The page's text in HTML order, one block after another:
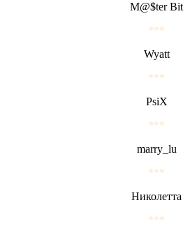
M@$ter Bit
***
Wyatt
***
PsiX
***
marry_lu
***
Николетта
***